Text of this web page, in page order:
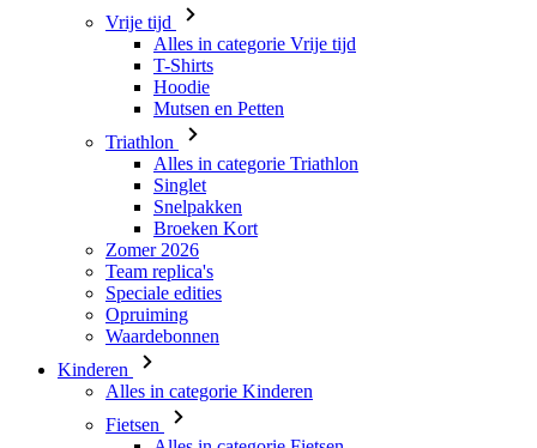
Vrije tijd
Alles in categorie Vrije tijd
T-Shirts
Hoodie
Mutsen en Petten
Triathlon
Alles in categorie Triathlon
Singlet
Snelpakken
Broeken Kort
Zomer 2026
Team replica's
Speciale edities
Opruiming
Waardebonnen
Kinderen
Alles in categorie Kinderen
Fietsen